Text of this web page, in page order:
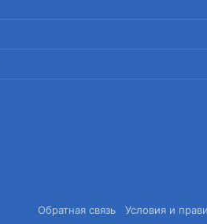
Обратная связь Условия и